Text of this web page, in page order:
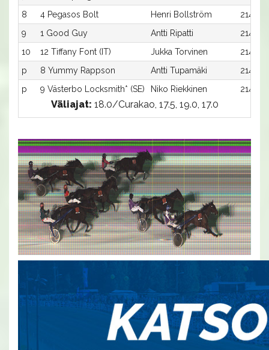
8
4 Pegasos Bolt Henri Bollström
2140:4
9
1 Good Guy Antti Ripatti
2140:1
10
12 Tiffany Font (IT) Jukka Torvinen
2140:12
p
8 Yummy Rappson Antti Tupamäki
2140:8
p
9 Västerbo Locksmith* (SE) Niko Riekkinen 2140:9
Väliajat: 18.0/Curakao, 17.5, 19.0, 17.0